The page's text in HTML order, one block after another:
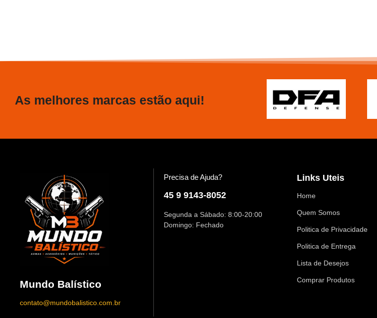
As melhores marcas estão aqui!
Mundo Balístico
contato@mundobalistico.com.br
Precisa de Ajuda?
45 9 9143-8052
Segunda a Sábado: 8:00-20:00
Domingo: Fechado
Links Uteis
Home
Quem Somos
Politica de Privacidade
Politica de Entrega
Lista de Desejos
Comprar Produtos